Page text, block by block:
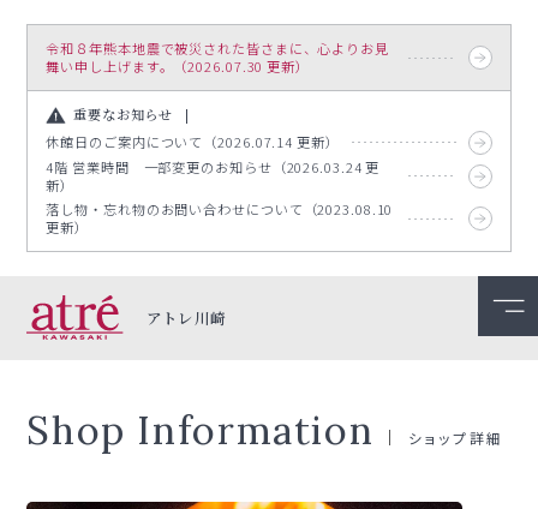
令和８年熊本地震で被災された皆さまに、心よりお見
舞い申し上げます。（2026.07.30 更新）
重要なお知らせ
休館日のご案内について（2026.07.14 更新）
4階 営業時間 一部変更のお知らせ（2026.03.24 更
新）
落し物・忘れ物のお問い合わせについて（2023.08.10
更新）
アトレ川崎
Shop Information ショップ詳細